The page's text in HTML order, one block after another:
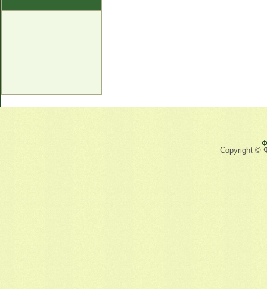
Copyright ©